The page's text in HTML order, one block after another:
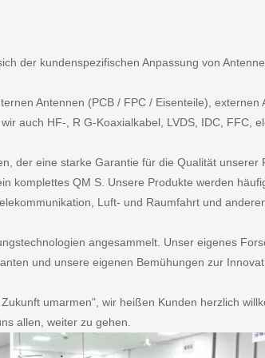
der kundenspezifischen Anpassung von
Antennen (PCB / FPC / Eisenteile), externen
auch HF-, R G-Koaxialkabel, LVDS, IDC, FFC,
der eine starke Garantie für die Qualität unserer
komplettes QM S. Unsere Produkte werden
Luft- und Raumfahrt und
angesammelt. Unser eigenes
und unsere eigenen Bemühungen zur
umarmen", wir heißen Kunden herzlich
allen, weiter zu gehen.